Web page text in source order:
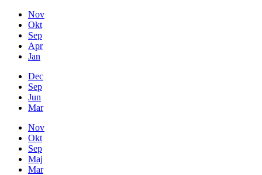
Nov
Okt
Sep
Apr
Jan
Dec
Sep
Jun
Mar
Nov
Okt
Sep
Maj
Mar